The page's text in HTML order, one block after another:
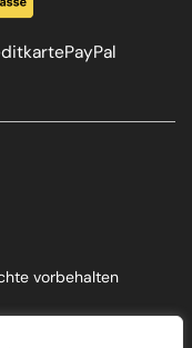
PayPal
vorbehalten